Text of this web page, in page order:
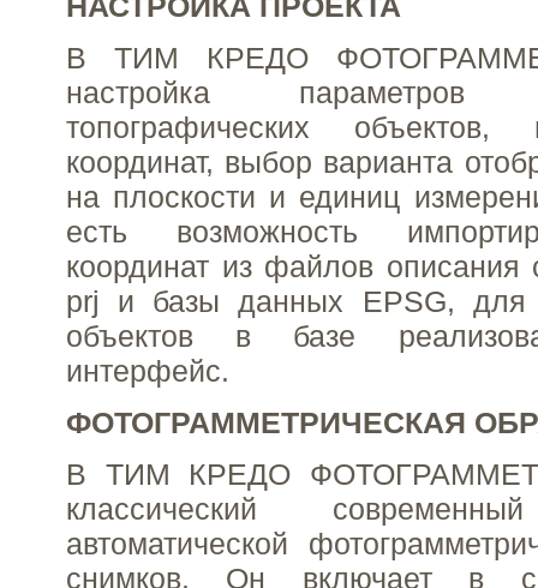
В ТИМ КРЕДО
настройка параметров
топографических
координат, выбор варианта
на плоскости и единиц
есть возможность
координат из файлов описания
prj и базы данных EPSG, для
объектов в базе
интерфейс.
ФОТОГРАММЕТРИЧЕСКАЯ
В ТИМ КРЕДО
классический
автоматической
снимков. Он включает в